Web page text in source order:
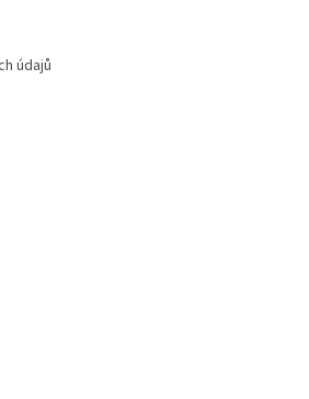
údajů